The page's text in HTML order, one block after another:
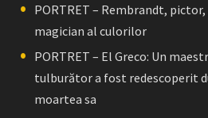
PORTRET – Rembrandt,
magician al culorilor
PORTRET – El Greco: Un
tulburător a fost redescoperit
moartea sa